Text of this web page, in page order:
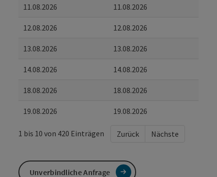
11.08.2026 11.08.2026
12.08.2026 12.08.2026
13.08.2026 13.08.2026
14.08.2026 14.08.2026
18.08.2026 18.08.2026
19.08.2026 19.08.2026
1 bis 10 von 420 Einträgen Zurück Nächste
Unverbindliche Anfrage